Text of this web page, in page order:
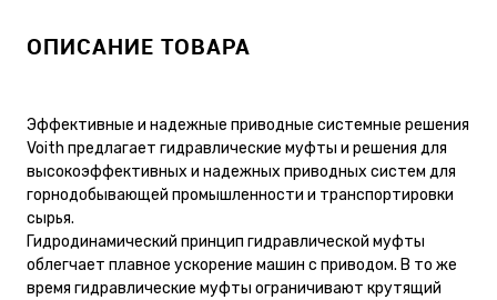
ОПИСАНИЕ ТОВАРА
Эффективные и надежные приводные системные решения
Voith предлагает гидравлические муфты и решения для
высокоэффективных и надежных приводных систем для
горнодобывающей промышленности и транспортировки
сырья.
Гидродинамический принцип гидравлической муфты
облегчает плавное ускорение машин с приводом. В то же
время гидравлические муфты ограничивают крутящий